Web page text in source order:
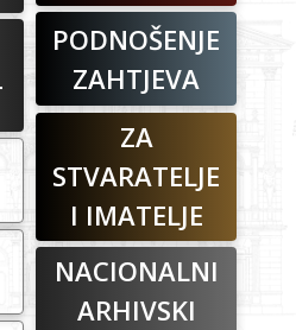
PODNOŠENJE
ZAHTJEVA
ZA
STVARATELJE
I IMATELJE
NACIONALNI
ARHIVSKI